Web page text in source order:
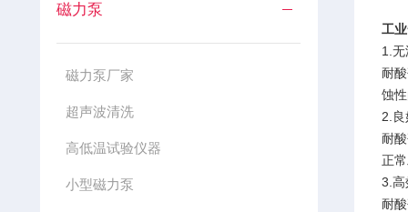
磁力泵
磁力泵厂家
超声波清洗
高低温试验仪器
小型磁力泵
工
1.无
耐
蚀
2.
耐
正
3.高
耐